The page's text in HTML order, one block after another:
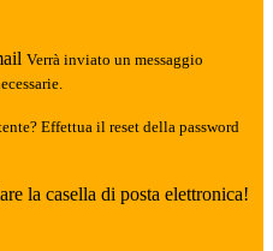
Verrà inviato un messaggio
Effettua il reset della password
la casella di posta elettronica!